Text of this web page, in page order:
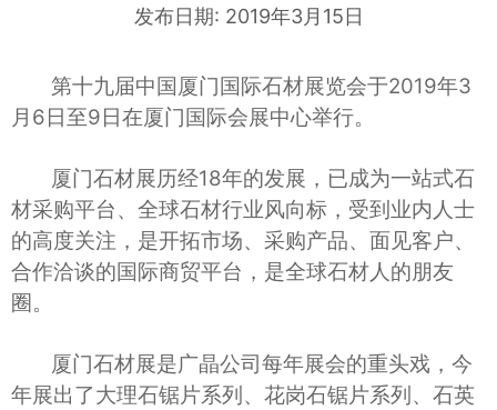
2019年3月15日
第十九届中国厦门国际石材展览会于2019年3
月6日至9日在厦门国际会展中心举行。
厦门石材展历经18年的发展，已成为一站式石
材采购平台、全球石材行业风向标，受到业内人士
的高度关注，是开拓市场、采购产品、面见客户、
合作洽谈的国际商贸平台，是全球石材人的朋友
圈。
厦门石材展是广晶公司每年展会的重头戏，今
年展出了大理石锯片系列、花岗石锯片系列、石英